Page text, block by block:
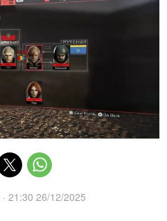
· 21:30 26/12/2025